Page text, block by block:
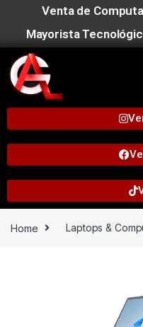
Venta de
Mayorista
Home Laptops &